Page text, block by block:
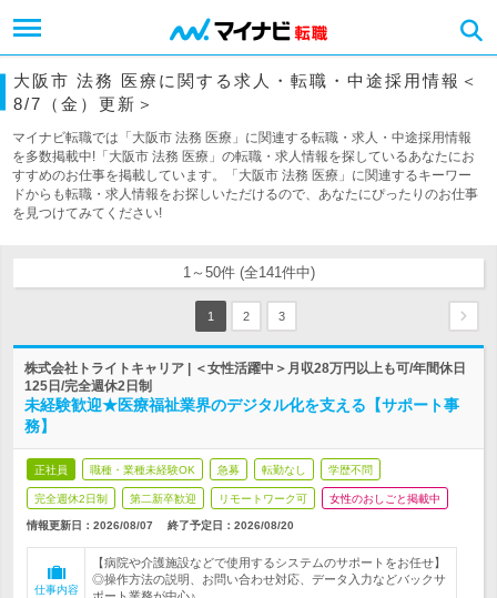
大阪市 法務 医療に関する求人・転職・中途採用情報＜
8/7（金）更新＞
マイナビ転職では「大阪市 法務 医療」に関連する転職・求人・中途採用情報
を多数掲載中!「大阪市 法務 医療」の転職・求人情報を探しているあなたにお
すすめのお仕事を掲載しています。「大阪市 法務 医療」に関連するキーワー
ドからも転職・求人情報をお探しいただけるので、あなたにぴったりのお仕事
を見つけてみてください!
1～50件 (全141件中)
1 2 3
株式会社トライトキャリア | ＜女性活躍中＞月収28万円以上も可/年間休日
125日/完全週休2日制
未経験歓迎★医療福祉業界のデジタル化を支える【サポート事
務】
正社員 職種・業種未経験OK 急募 転勤なし 学歴不問
完全週休2日制 第二新卒歓迎 リモートワーク可 女性のおしごと掲載中
情報更新日：2026/08/07 終了予定日： 2026/08/20
仕事内容
【病院や介護施設などで使用するシステムのサポートをお任せ】
◎操作方法の説明、お問い合わせ対応、データ入力などバックサ